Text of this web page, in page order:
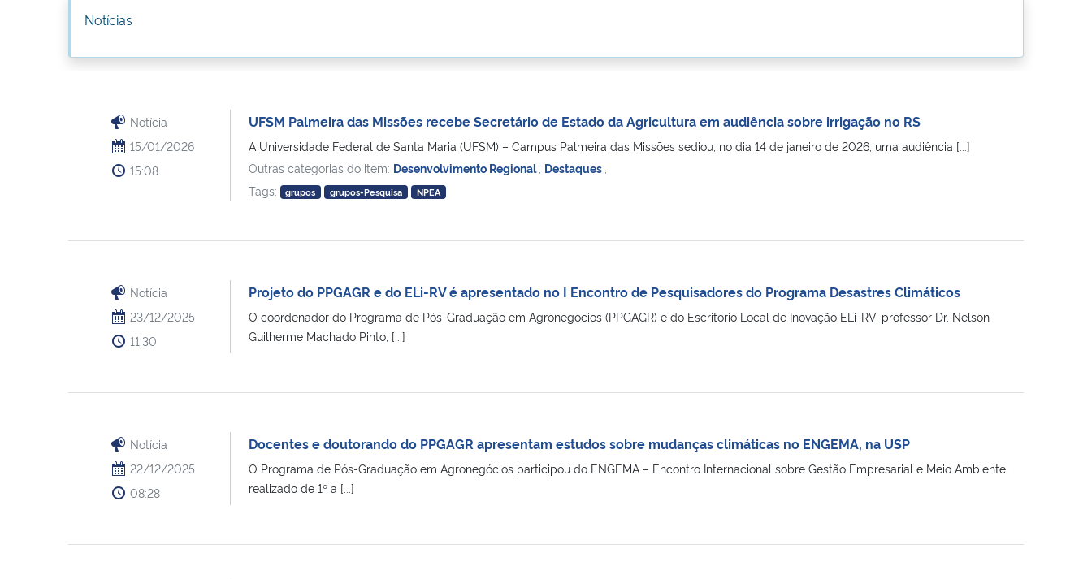
Notícias
Notícia
15/01/2026
15:08
UFSM Palmeira das Missões recebe Secretário de Estado da Agricultura em audiência sobre irrigação no RS
A Universidade Federal de Santa Maria (UFSM) – Campus Palmeira das Missões sediou, no dia 14 de janeiro de 2026, uma audiência [...]
Outras categorias do item: Desenvolvimento Regional Destaques
Tags:
grupos grupos-Pesquisa NPEA
Notícia
23/12/2025
11:30
Projeto do PPGAGR e do ELi-RV é apresentado no I Encontro de Pesquisadores do Programa Desastres Climáticos
O coordenador do Programa de Pós-Graduação em Agronegócios (PPGAGR) e do Escritório Local de Inovação ELi-RV, professor Dr. Nelson
Guilherme Machado Pinto, [...]
Notícia
22/12/2025
08:28
Docentes e doutorando do PPGAGR apresentam estudos sobre mudanças climáticas no ENGEMA, na USP
O Programa de Pós-Graduação em Agronegócios participou do ENGEMA – Encontro Internacional sobre Gestão Empresarial e Meio Ambiente,
realizado de 1º a [...]